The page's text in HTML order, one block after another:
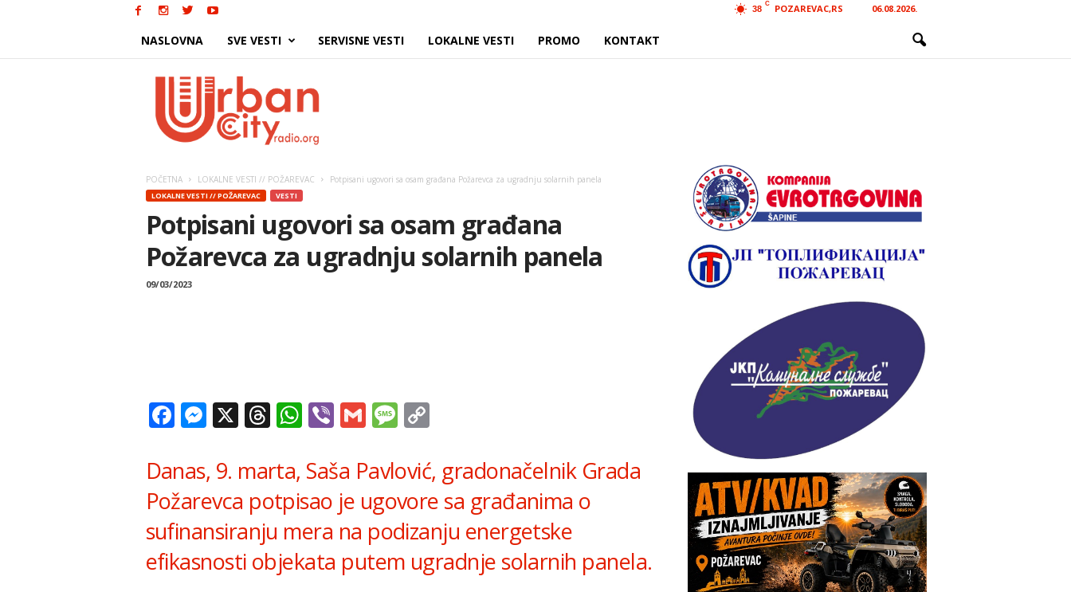
38
C POZAREVAC,RS 06.08.2026.
NASLOVNA SVE VESTI SERVISNE VESTI LOKALNE VESTI PROMO KONTAKT
POČETNA LOKALNE VESTI // POŽAREVAC Potpisani ugovori sa osam građana Požarevca za ugradnju solarnih panela
LOKALNE VESTI // POŽAREVAC VESTI
Potpisani ugovori sa osam građana
Požarevca za ugradnju solarnih panela
09/03/2023
Facebook
Messenger
X Threads
WhatsApp
ViberGmailMessage
Danas, 9. marta, Saša Pavlović, gradonačelnik Grada
Požarevca potpisao je ugovore sa građanima o
sufinansiranju mera na podizanju energetske
efikasnosti objekata putem ugradnje solarnih panela.